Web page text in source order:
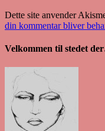
Dette site anvender
din kommentar bliver
Velkommen til stedet